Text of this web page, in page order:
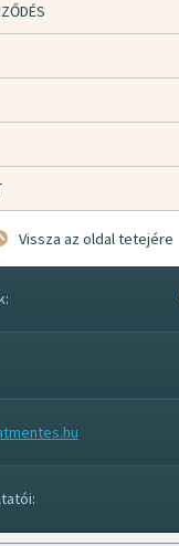
Vissza az oldal tetejére